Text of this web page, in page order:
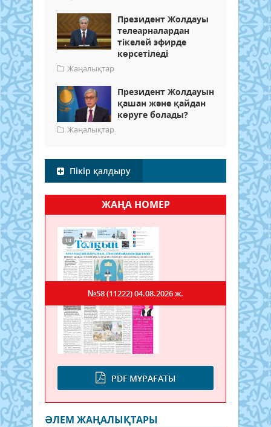
Президент Жолдауы
телеарналардан
тікелей эфирде
көрсетіледі
Жаңалықтар
Президент Жолдауын
қашан және қайдан
көруге болады?
Жаңалықтар
Пікір қалдыру
ЖАҢА НОМЕР
PDF МҰРАҒАТЫ
№58 (11222)04.08.2026 ж.
ӘЛЕМ ЖАҢАЛЫҚТАРЫ